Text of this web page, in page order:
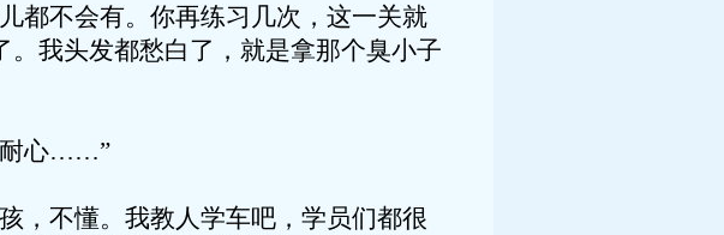
不会有。你再练习几次，这一关就
我头发都愁白了，就是拿那个臭小子
耐心……”
不懂。我教人学车吧，学员们都很